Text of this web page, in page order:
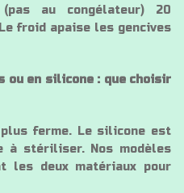
au congélateur) 20
froid apaise les gencives
ou en silicone : que choisir
ferme. Le silicone est
stériliser. Nos modèles
les deux matériaux pour